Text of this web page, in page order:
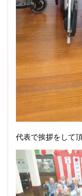
代表で挨拶をして